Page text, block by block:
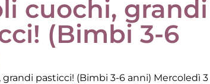
cuochi, grandi
(Bimbi 3-6
grandi pasticci! (Bimbi 3-6 anni) Mercoledì 3